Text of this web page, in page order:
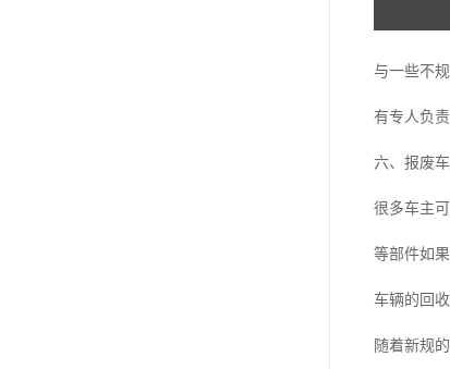
与一些不
有专人负
六、报废
很多车主
等部件如
车辆的回收
随着新规